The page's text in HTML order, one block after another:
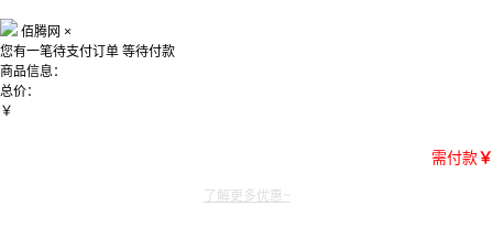
佰腾网 ×
您有一笔待支付订单 等待付款
商品信息：
总价：
￥
需付款￥
了解更多优惠~